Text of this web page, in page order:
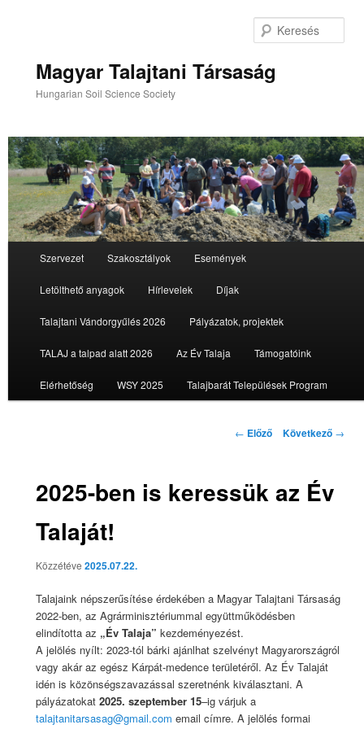
Magyar Talajtani Társaság
Hungarian Soil Science Society
Szervezet Szakosztályok Események
Letölthető anyagok Hírlevelek Díjak
Talajtani Vándorgyűlés 2026 Pályázatok, projektek
TALAJ a talpad alatt 2026 Az Év Talaja Támogatóink
Elérhetőség WSY 2025 Talajbarát Települések Program
Bejegyzés
← Előző Következő →
2025-ben is keressük az Év
Talaját!
Közzétéve2025.07.22.
Talajaink népszerűsítése érdekében a Magyar Talajtani Társaság
2022-ben, az Agrárminisztériummal együttműködésben
elindította az „Év Talaja” kezdeményezést.
A jelölés nyílt: 2023-tól bárki ajánlhat szelvényt Magyarországról
vagy akár az egész Kárpát-medence területéről. Az Év Talaját
idén is közönségszavazással szeretnénk kiválasztani. A
pályázatokat2025. szeptember 15–ig várjuk a
talajtanitarsasag@gmail.com email címre. A jelölés formai